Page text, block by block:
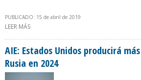
PUBLICADO: 15 de abril de 2019
LEER MÁS
AIE: Estados Unidos producirá
Rusia en 2024